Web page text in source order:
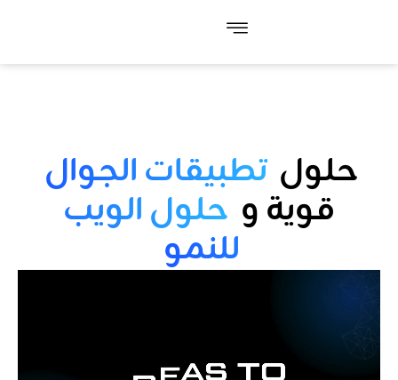
حلول تطبيقات الجوال
قوية و حلول الويب
للنمو